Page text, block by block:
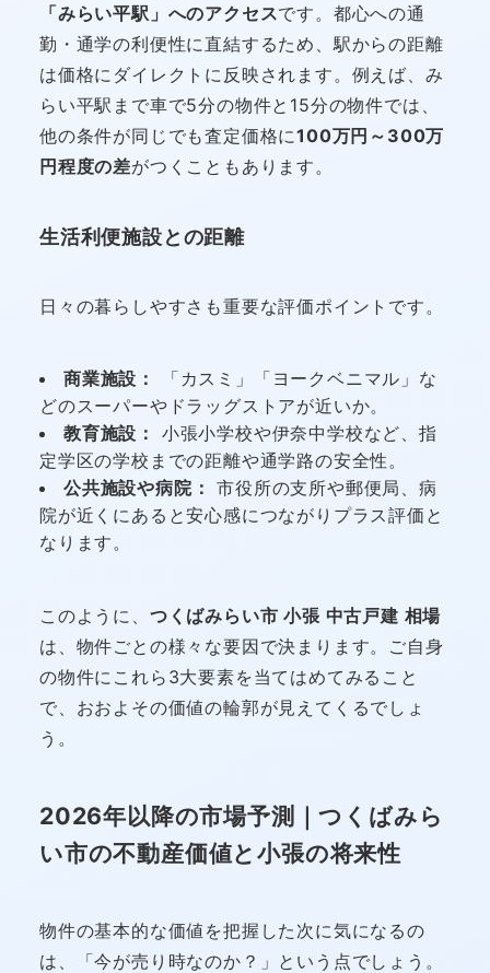
「みらい平駅」へのアクセスです。都心への通
勤・通学の利便性に直結するため、駅からの距離
は価格にダイレクトに反映されます。例えば、み
らい平駅まで車で5分の物件と15分の物件では、
他の条件が同じでも査定価格に100万円～300万
円程度の差がつくこともあります。
生活利便施設との距離
日々の暮らしやすさも重要な評価ポイントです。
商業施設：
「カスミ」「ヨークベニマル」な
どのスーパーやドラッグストアが近いか。
教育施設：
小張小学校や伊奈中学校など、指
定学区の学校までの距離や通学路の安全性。
公共施設や病院： 市役所の支所や郵便局、病
院が近くにあると安心感につながりプラス評価と
なります。
このように、 つくばみらい市 小張 中古戸建 相場
は、物件ごとの様々な要因で決まります。ご自身
の物件にこれら3大要素を当てはめてみること
で、おおよその価値の輪郭が見えてくるでしょ
う。
2026年以降の市場予測｜つくばみら
い市の不動産価値と小張の将来性
物件の基本的な価値を把握した次に気になるの
は、「今が売り時なのか？」という点でしょう。